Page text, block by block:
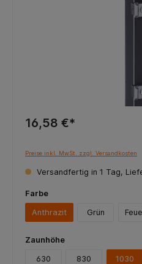
16,58 €*
Preise inkl. MwSt. zzgl. Versandkosten
Versandfertig in 1 Tag,
Farbe
Anthrazit Grün
Zaunhöhe
630 830 1030